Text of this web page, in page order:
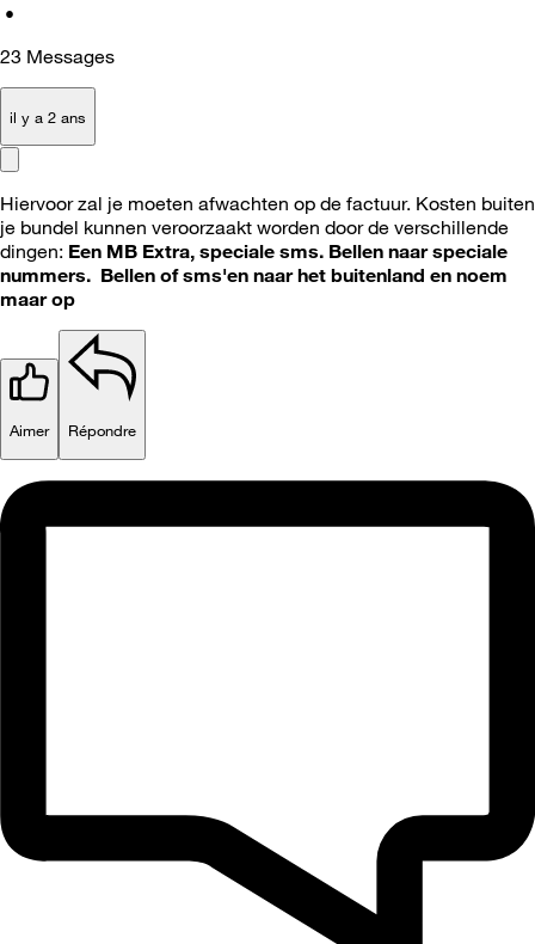
•
23 Messages
il y a 2 ans
Hiervoor zal je moeten afwachten op de factuur. Kosten buiten
je bundel kunnen veroorzaakt worden door de verschillende
dingen: Een MB Extra, speciale sms. Bellen naar speciale
nummers. Bellen of sms'en naar het buitenland en noem
maar op
Aimer Répondre